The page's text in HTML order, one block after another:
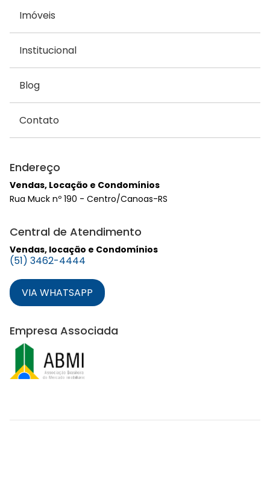
Imóveis
Institucional
Blog
Contato
Endereço
Vendas, Locação e Condomínios
Rua Muck nº 190 - Centro/Canoas-RS
Central de Atendimento
Vendas, locação e Condomínios
(51) 3462-4444
VIA WHATSAPP
Empresa Associada